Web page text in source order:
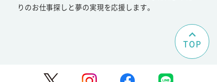
りのお仕事探しと夢の実現を応援します。
TOP